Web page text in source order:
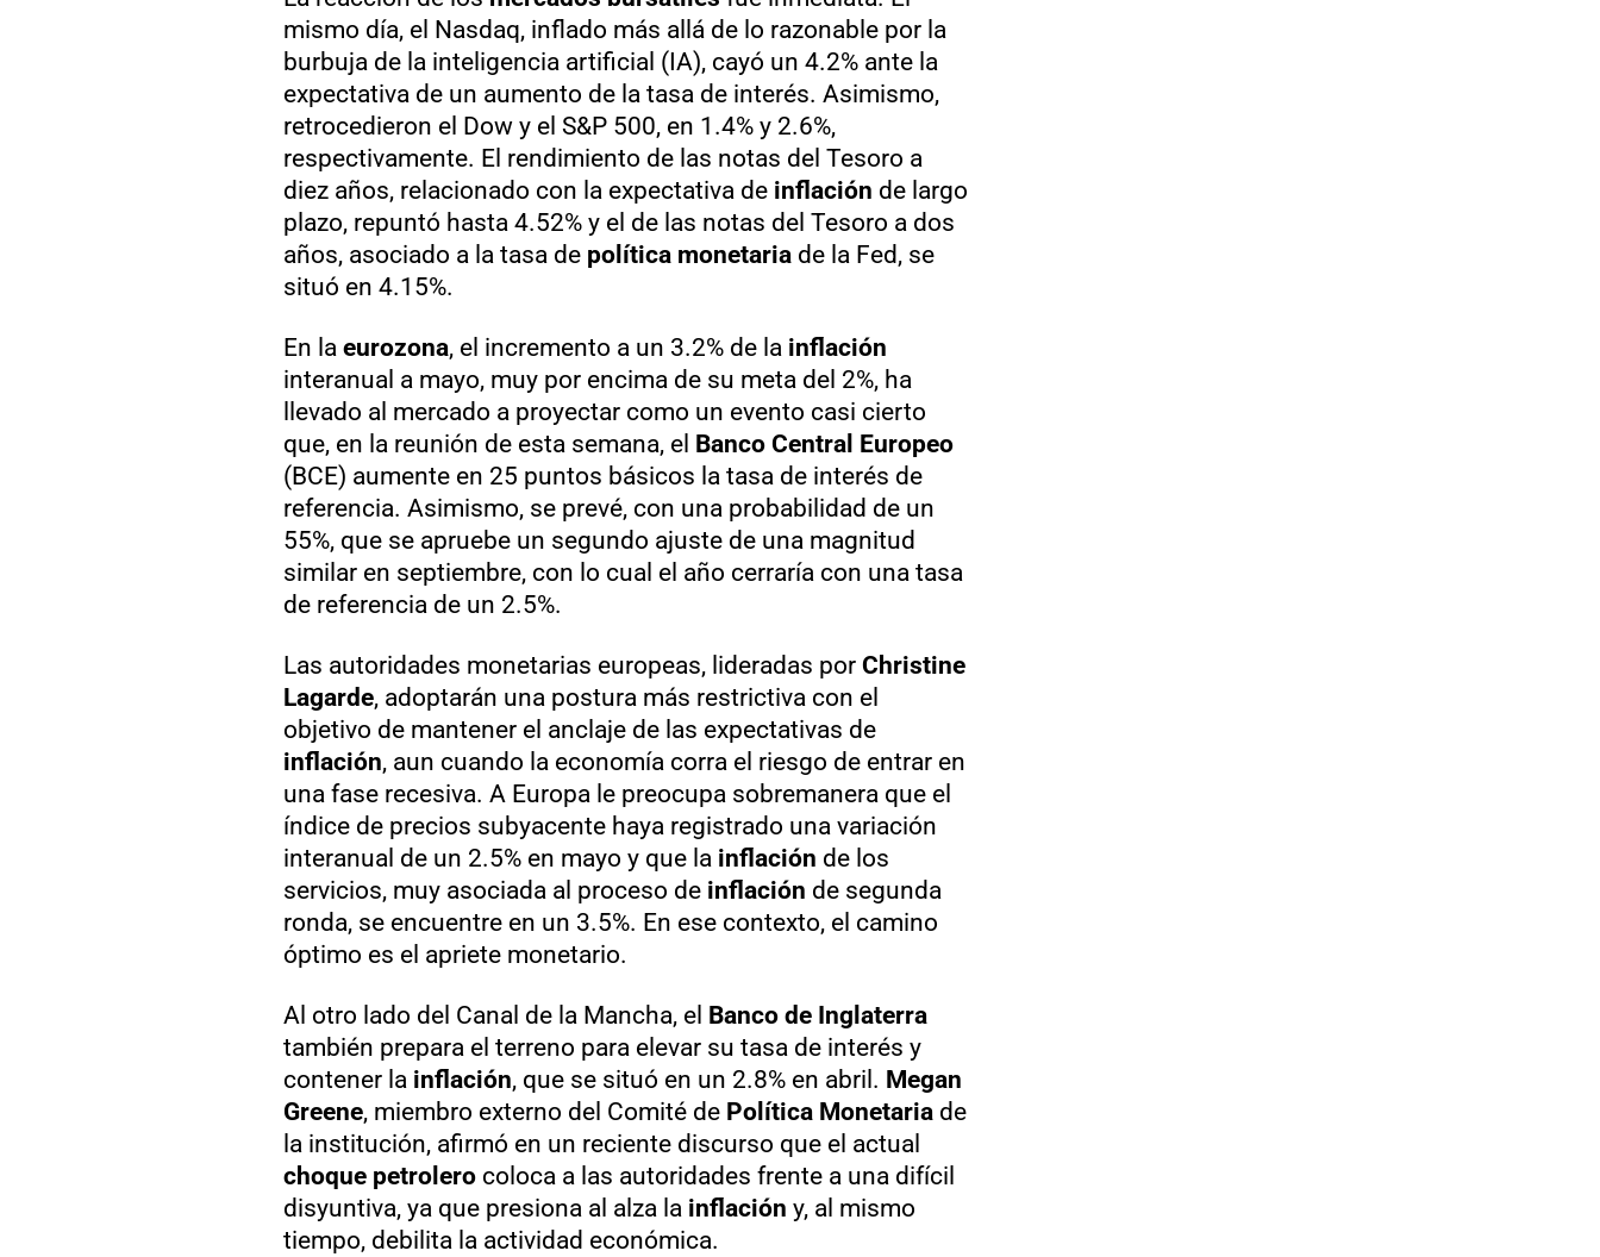
mismo día, el Nasdaq, inflado más allá de lo razonable por la
burbuja de la inteligencia artificial (IA), cayó un 4.2% ante la
expectativa de un aumento de la tasa de interés. Asimismo,
retrocedieron el Dow y el S&P 500, en 1.4% y 2.6%,
respectivamente. El rendimiento de las notas del Tesoro a
diez años, relacionado con la expectativa de inflación de largo
plazo, repuntó hasta 4.52% y el de las notas del Tesoro a dos
años, asociado a la tasa de política monetariade la Fed, se
situó en 4.15%.
En la eurozona, el incremento a un 3.2% de la inflación
interanual a mayo, muy por encima de su meta del 2%, ha
llevado al mercado a proyectar como un evento casi cierto
que, en la reunión de esta semana, el Banco Central Europeo
(BCE) aumente en 25 puntos básicos la tasa de interés de
referencia. Asimismo, se prevé, con una probabilidad de un
55%, que se apruebe un segundo ajuste de una magnitud
similar en septiembre, con lo cual el año cerraría con una tasa
de referencia de un 2.5%.
Las autoridades monetarias europeas, lideradas por Christine
Lagarde, adoptarán una postura más restrictiva con el
objetivo de mantener el anclaje de las expectativas de
inflación, aun cuando la economía corra el riesgo de entrar en
una fase recesiva. A Europa le preocupa sobremanera que el
índice de precios subyacente haya registrado una variación
interanual de un 2.5% en mayo y que la inflación de los
servicios, muy asociada al proceso de inflación de segunda
ronda, se encuentre en un 3.5%. En ese contexto, el camino
óptimo es el apriete monetario.
Al otro lado del Canal de la Mancha, el Banco de Inglaterra
también prepara el terreno para elevar su tasa de interés y
contener la inflación, que se situó en un 2.8% en abril. Megan
Greene, miembro externo del Comité de Política Monetariade
la institución, afirmó en un reciente discurso que el actual
choque petrolerocoloca a las autoridades frente a una difícil
disyuntiva, ya que presiona al alza la inflación y, al mismo
tiempo, debilita la actividad económica.